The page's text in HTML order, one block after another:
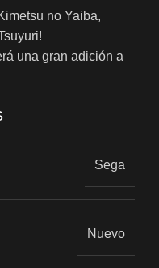
no Yaiba,
una gran adición a
Sega
Nuevo